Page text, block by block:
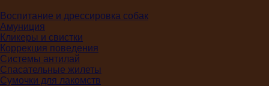
Воспитание и дрессировка собак
Амуниция
Кликеры и свистки
Коррекция поведения
Системы антилай
Спасательные жилеты
Сумочки для лакомств